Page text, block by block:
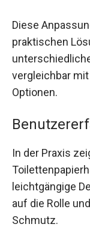
Diese
praktischen
vergleichbar
Optionen.
In der Praxis
leichtgängige
auf die Rolle
Schmutz.